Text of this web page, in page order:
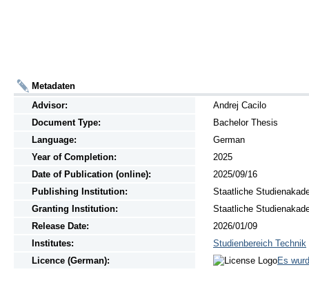
Metadaten
Advisor:
Andrej Cacilo
Document Type:
Bachelor Thesis
Language:
German
Year of Completion:
2025
Date of Publication (online):
2025/09/16
Publishing Institution:
Staatliche
Granting Institution:
Staatliche
Release Date:
2026/01/09
Institutes:
Studienbereich Technik
Licence (German):
Es